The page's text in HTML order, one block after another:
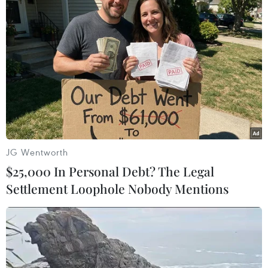
cao nhất từ 31-34 độ C, có nơi trên 35 độ C.
Nam Bộ đêm có mưa rào và dông vài nơi, trong
mưa dông có khả năng xảy ra lốc, sét, mưa đá,
gió giật mạnh; ngày nắng nóng. Gió Tây Nam
cấp 2-3. Nhiệt độ thấp nhất từ 25-28 độ C. Nhiệt
độ cao nhất từ 33-36 độ C, có nơi trên 36 độ C./.
(TTXVN/Vietnam+)
JG Wentworth
$25,000 In Personal Debt? The Legal
Settlement Loophole Nobody Mentions